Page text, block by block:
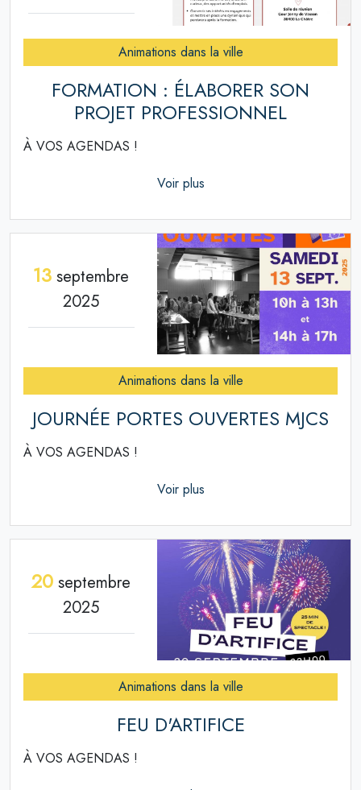
Animations dans la ville
FORMATION : ÉLABORER SON
PROJET PROFESSIONNEL
À VOS AGENDAS !
Voir plus
13 septembre
2025
Animations dans la ville
JOURNÉE PORTES OUVERTES MJCS
À VOS AGENDAS !
Voir plus
20 septembre
2025
Animations dans la ville
FEU D'ARTIFICE
À VOS AGENDAS !